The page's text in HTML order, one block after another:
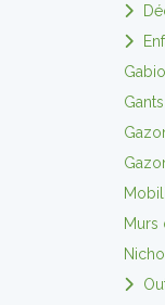
Gants
Murs